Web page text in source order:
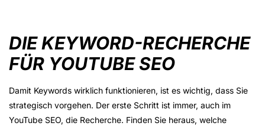
DIE KEYWORD-RECHERCHE
FÜR YOUTUBE SEO
Damit Keywords wirklich funktionieren, ist es wichtig, dass Sie
strategisch vorgehen. Der erste Schritt ist immer, auch im
YouTube SEO, die Recherche. Finden Sie heraus, welche